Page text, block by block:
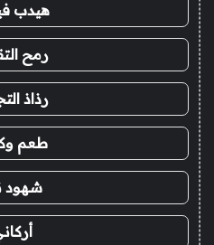
هيدب
رمح
رذاذ
طعم
شهود